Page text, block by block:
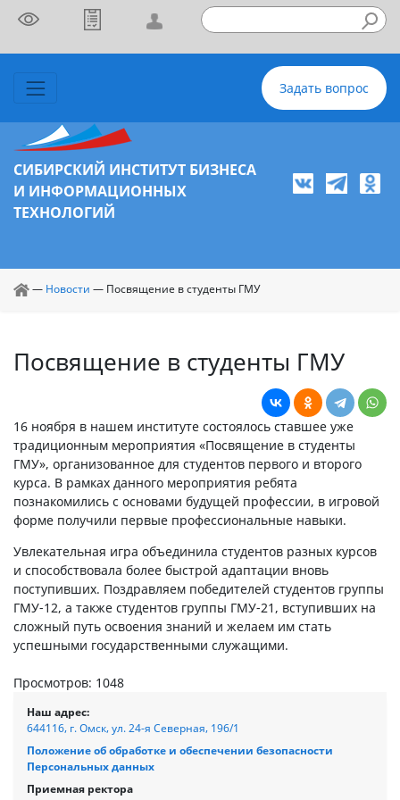
Задать вопрос
СИБИРСКИЙ ИНСТИТУТ БИЗНЕСА
И ИНФОРМАЦИОННЫХ
ТЕХНОЛОГИЙ
— Новости — Посвящение в студенты ГМУ
Посвящение в студенты ГМУ
16 ноября в нашем институте состоялось ставшее уже
традиционным мероприятия «Посвящение в студенты
ГМУ», организованное для студентов первого и второго
курса. В рамках данного мероприятия ребята
познакомились с основами будущей профессии, в игровой
форме получили первые профессиональные навыки.
Увлекательная игра объединила студентов разных курсов
и способствовала более быстрой адаптации вновь
поступивших. Поздравляем победителей студентов группы
ГМУ-12, а также студентов группы ГМУ-21, вступивших на
сложный путь освоения знаний и желаем им стать
успешными государственными служащими.
Просмотров: 1048
Наш адрес:
644116, г. Омск, ул. 24-я Северная, 196/1
Положение об обработке и обеспечении безопасности
Персональных данных
Приемная ректора